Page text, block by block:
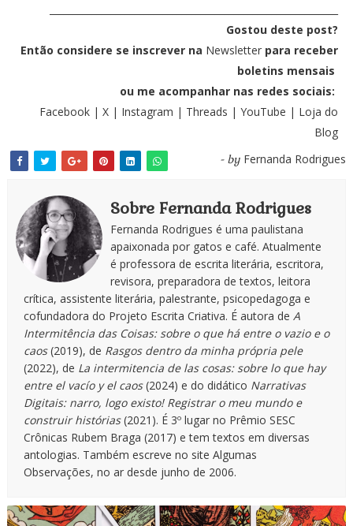
Gostou deste post?
Então considere se inscrever na Newsletter para receber
boletins mensais
ou me acompanhar nas redes sociais:
Facebook |X | Instagram | Threads |YouTube | Loja do
Blog
- by Fernanda Rodrigues
Sobre Fernanda Rodrigues
Fernanda Rodrigues é uma paulistana
apaixonada por gatos e café. Atualmente
é professora de escrita literária, escritora,
revisora, preparadora de textos, leitora
crítica, assistente literária, palestrante, psicopedagoga e
cofundadora do Projeto Escrita Criativa. É autora de A
Intermitência das Coisas: sobre o que há entre o vazio e o
caos(2019), de Rasgos dentro da minha própria pele
(2022), de La intermitencia de las cosas: sobre lo que hay
entre el vacío y el caos(2024) e do didático Narrativas
Digitais: narro, logo existo! Registrar o meu mundo e
construir histórias(2021). É 3º lugar no Prêmio SESC
Crônicas Rubem Braga (2017) e tem textos em diversas
antologias. Também escreve no site Algumas
Observações, no ar desde junho de 2006.